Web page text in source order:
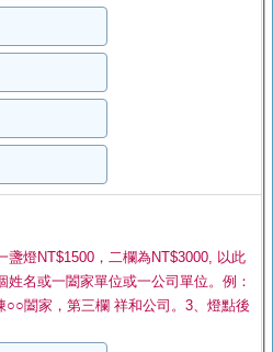
盞燈NT$1500，二欄為NT$3000, 以此
姓名或一闔家單位或一公司單位。例：
闔家，第三欄 祥和公司。3、燈點後